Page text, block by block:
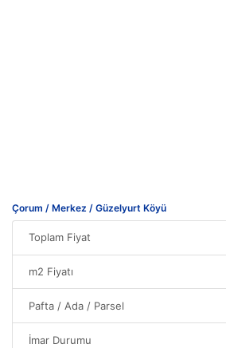
Çorum / Merkez / Güzelyurt Köyü
Toplam Fiyat
m2 Fiyatı
Pafta / Ada / Parsel
İmar Durumu